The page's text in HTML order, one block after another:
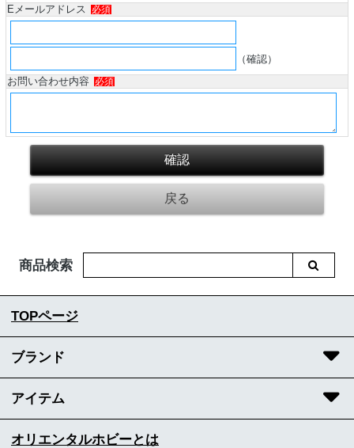
Eメールアドレス 必須
（確認）
お問い合わせ内容
必須
商品検索
TOPページ
ブランド
アイテム
オリエンタルホビーとは